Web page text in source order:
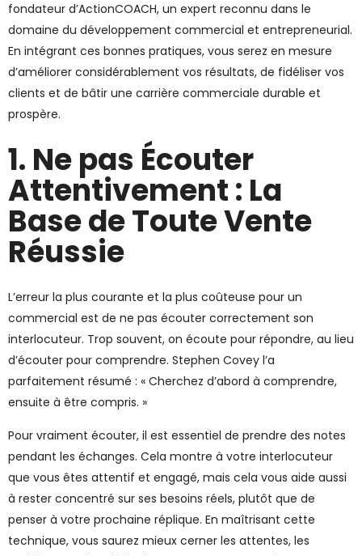
fondateur d’ActionCOACH, un expert reconnu dans le
domaine du développement commercial et entrepreneurial.
En intégrant ces bonnes pratiques, vous serez en mesure
d’améliorer considérablement vos résultats, de fidéliser vos
clients et de bâtir une carrière commerciale durable et
prospère.
1. Ne pas Écouter
Attentivement : La
Base de Toute Vente
Réussie
L’erreur la plus courante et la plus coûteuse pour un
commercial est de ne pas écouter correctement son
interlocuteur. Trop souvent, on écoute pour répondre, au lieu
d’écouter pour comprendre. Stephen Covey l’a
parfaitement résumé : « Cherchez d’abord à comprendre,
ensuite à être compris. »
Pour vraiment écouter, il est essentiel de prendre des notes
pendant les échanges. Cela montre à votre interlocuteur
que vous êtes attentif et engagé, mais cela vous aide aussi
à rester concentré sur ses besoins réels, plutôt que de
penser à votre prochaine réplique. En maîtrisant cette
technique, vous saurez mieux cerner les attentes, les